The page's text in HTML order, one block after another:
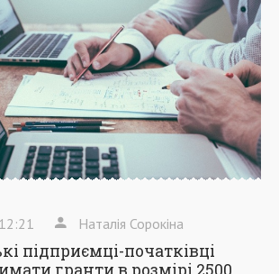
Наталія Сорокіна
підприємці-початківці